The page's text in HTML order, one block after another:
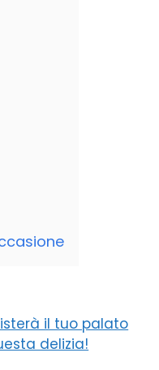
il tuo palato
delizia!